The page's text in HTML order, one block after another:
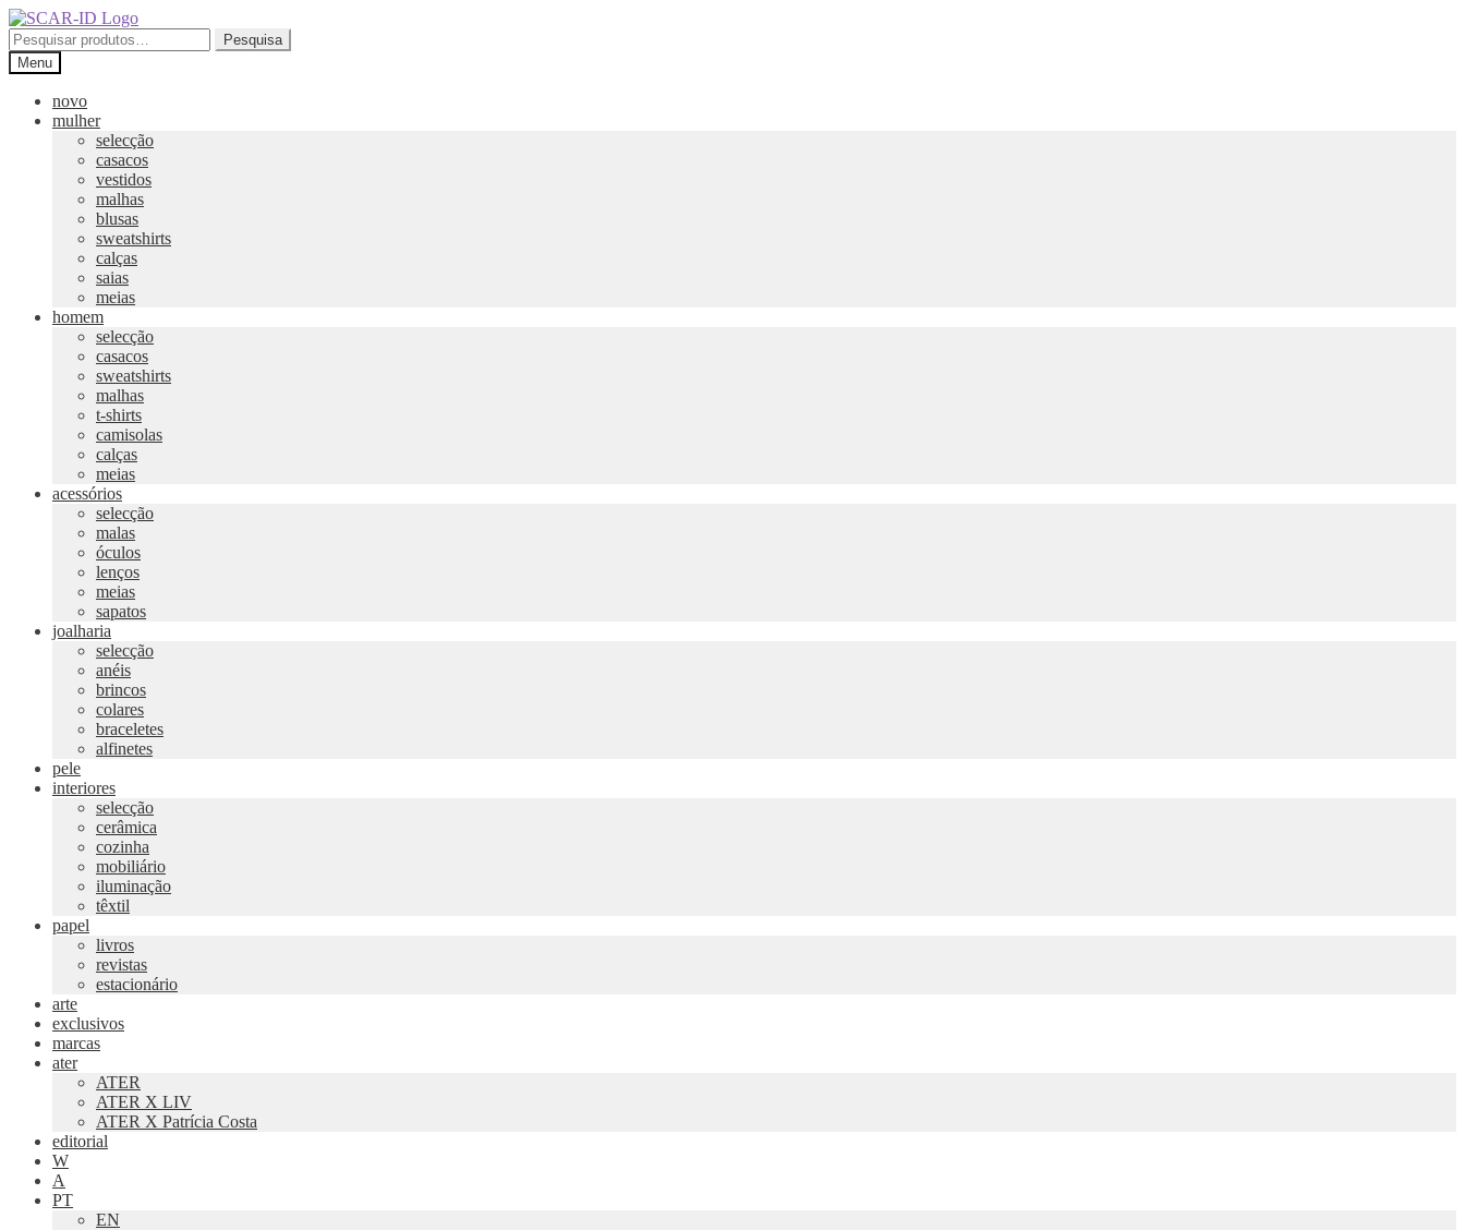
Ir
para
a
navegação
Saltar
para
o
conteúdo
Pesquisar
por:
Pesquisa
Menu
novo
mulher
selecção
casacos
vestidos
malhas
blusas
sweatshirts
calças
saias
meias
homem
selecção
casacos
sweatshirts
malhas
t-shirts
camisolas
calças
meias
acessórios
selecção
malas
óculos
lenços
meias
sapatos
joalharia
selecção
anéis
brincos
colares
braceletes
alfinetes
pele
interiores
selecção
cerâmica
cozinha
mobiliário
iluminação
têxtil
papel
livros
revistas
estacionário
arte
exclusivos
marcas
ater
ATER
ATER X LIV
ATER X Patrícia Costa
editorial
W
A
PT
EN